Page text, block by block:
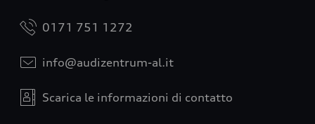
0171 751 1272
info@audizentrum-al.it
Scarica le informazioni di contatto